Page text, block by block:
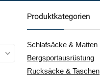
Produktkategorien
Schlafsäcke & Matten
Bergsportausrüstung
Rucksäcke & Taschen